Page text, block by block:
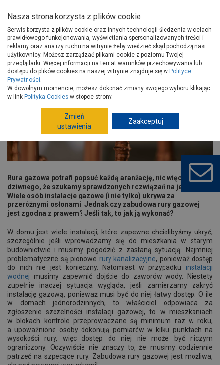
Strona główna Porady
Instalacje
Art.instalacyjne hydrauliczne
Zabudowa rury gazowej
Zabudowa rury gazowej
Rura gazowa potrafi popsuć każdą aranżację, nic więc
dziwnego, że szukamy sprawdzonych rozwiązań na jej ukrycie.
Wiele osób instalacje gazowe (i nie tylko) ukrywa za
przeróżnymi osłonami. Jednak czy zabudowa rury gazowej
jest zgodna z prawem? Jeśli tak, to jak ją wykonać?
W domu jest wiele instalacji, które zapewne chcielibyśmy ukryć,
szczególnie jeśli wprowadzamy się do mieszkania w starym
budownictwie i musimy pogodzić z zastaną sytuacją. Najmniej
problematyczne są pionowe rury kanalizacyjne, ponieważ dostęp
do nich nie jest konieczny. Natomiast w przypadku instalacji
wodnej musimy zapewnić dojście do zaworów wody. Niestety
zupełnie inaczej sytuacja wygląda, jeśli zamierzamy zakryć
instalację gazową, ponieważ musi być do niej łatwy dostęp. O ile
w domach jednorodzinnych, to właściciel odpowiada za
zgłoszenie szczelności instalacji gazowej, to w mieszkaniach
w blokach kontrole przeprowadzane są minimum raz w roku,
a upoważnione osoby dokonują pomiarów w kilku punktach na
wysokości rury, więc dostęp do niej nie może być niczym
ograniczony. Oczywiście nie znaczy to, że musimy codziennie
patrzeć na szpecące rury. Zabudowa rury gazowej jest możliwa,
Nasza strona korzysta z plików cookie
Serwis korzysta z plików cookie oraz innych technologii śledzenia w celach
prawidłowego funkcjonowania, wyświetlania spersonalizowanych treści i
reklamy oraz analizy ruchu na witrynie żeby wiedzieć skąd pochodzą nasi
użytkownicy. Możesz zarządzać plikami cookie z poziomu Twojej
przeglądarki. Więcej informacji na temat warunków przechowywania lub
dostępu do plików cookies na naszej witrynie znajduje się w Polityce
Prywatności.
W dowolnym momencie, możesz dokonać zmiany swojego wyboru klikając
w link Polityka Cookies w stopce strony.
Zmień
ustawienia
Zaakceptuj